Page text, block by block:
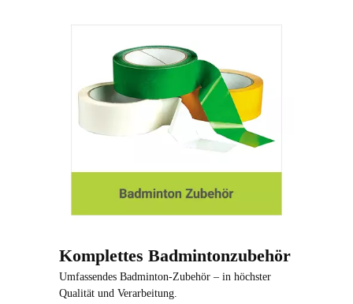
Komplettes Badmintonzubehör
Umfassendes Badminton-Zubehör – in höchster
Qualität und Verarbeitung.